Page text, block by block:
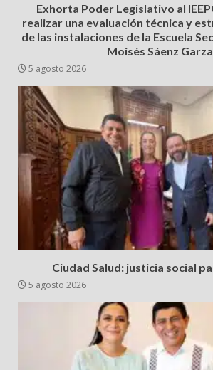
Exhorta Poder Legislativo al
realizar una evaluación técnica y
de las instalaciones de la Escuela
Moisés Sáenz Garza
5 agosto 2026
Ciudad Salud: justicia social
5 agosto 2026